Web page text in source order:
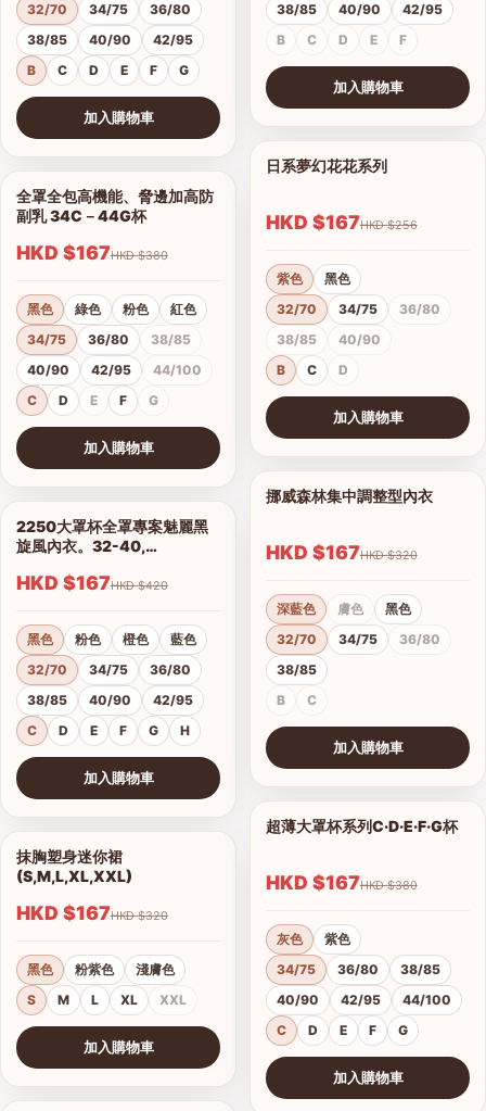
32/70
34/75
36/80
38/85
40/90
42/95
B
C D E F G
加入購物車
1/5
查看圖片
全罩全包高機能、脅邊加高防
副乳 34C－44G杯
HKD $167 HKD $380
黑色 綠色 粉色
紅色
34/75
36/80
38/85
40/90
42/95
44/100
C
D E F G
加入購物車
1/14
查看圖片
2250大罩杯全罩專案魅麗黑
旋風內衣。32-40,
HKD $167 HKD $420
黑色 粉色 橙色
藍色
32/70
34/75
36/80
38/85
40/90
42/95
C
D E F G H
加入購物車
查看圖片
抹胸塑身迷你裙
(S,M,L,XL,XXL)
HKD $167 HKD $320
黑色 粉紫色
淺膚色
S
M L XL XXL
加入購物車
查看圖片
38/85
40/90
42/95
B
C D E F
加入購物車
查看圖片
日系夢幻花花系列
HKD $167 HKD $256
紫色
黑色
32/70
34/75
36/80
38/85
40/90
B
C D
加入購物車
查看圖片
挪威森林集中調整型內衣
HKD $167 HKD $320
深藍色 膚色
黑色
32/70
34/75
36/80
38/85
B
C
加入購物車
1/12
查看圖片
超薄大罩杯系列C·D·E·F·G杯
HKD $167 HKD $380
灰色
紫色
34/75
36/80
38/85
40/90
42/95
44/100
C
D E F G
加入購物車
查看圖片